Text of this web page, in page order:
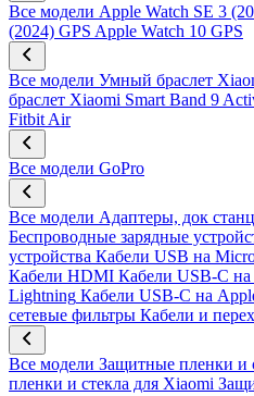
Все модели Apple Watch SE 3
(2024) GPS Apple Watch 10 GPS
Все модели Умный браслет
браслет Xiaomi Smart Band 9
Fitbit Air
Все модели GoPro
Все модели Адаптеры, док
Беспроводные зарядные
устройства Кабели USB на
Кабели HDMI Кабели USB-C
Lightning Кабели USB-C на
сетевые фильтры Кабели и
Все модели Защитные пленки и
пленки и стекла для Xiaomi